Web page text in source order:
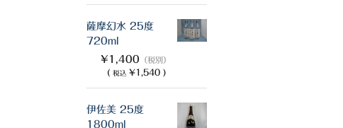
薩摩幻水 25度
720ml
¥1,400 （税別）
( 税込 ¥1,540 )
伊佐美 25度
1800ml